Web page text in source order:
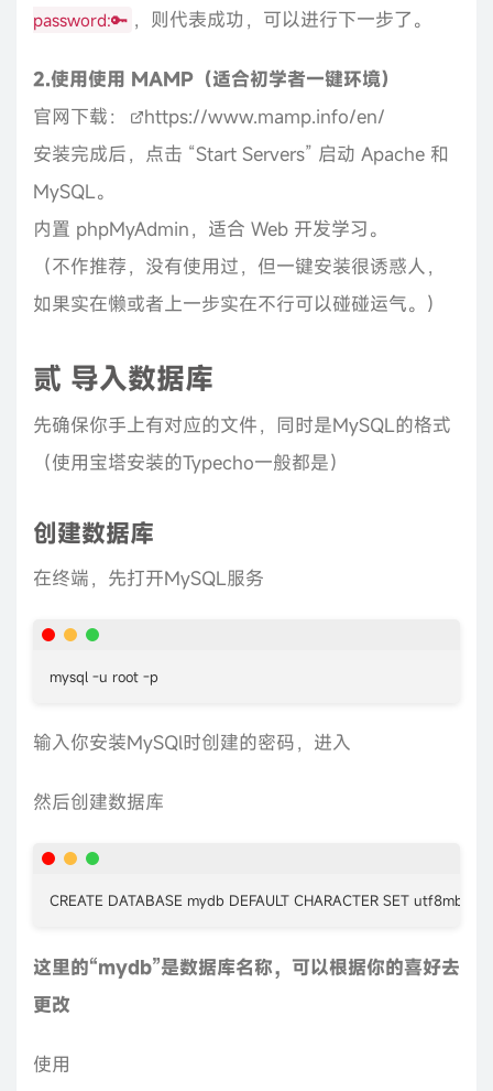
password:🔑 ，则代表成功，可以进行下一步了。
2.使用使用 MAMP（适合初学者一键环境）
官网下载：
https://www.mamp.info/en/
安装完成后，点击 “Start Servers” 启动 Apache 和
MySQL。
内置 phpMyAdmin，适合 Web 开发学习。
（不作推荐，没有使用过，但一键安装很诱惑人，
如果实在懒或者上一步实在不行可以碰碰运气。）
贰 导入数据库
先确保你手上有对应的文件，同时是MySQL的格式
（使用宝塔安装的Typecho一般都是）
创建数据库
在终端，先打开MySQL服务
mysql -u root -p
输入你安装MySQl时创建的密码，进入
然后创建数据库
CREATE DATABASE mydb DEFAULT CHARACTER SET utf8mb4
这里的“mydb”是数据库名称，可以根据你的喜好去
更改
使用